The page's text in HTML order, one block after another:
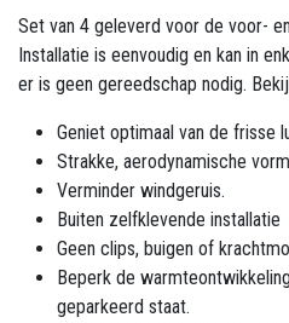
Set van 4 geleverd voor de voor-
Installatie is eenvoudig en kan in
er is geen gereedschap nodig.
Geniet optimaal van de frisse
Strakke, aerodynamische
Verminder windgeruis.
Buiten zelfklevende installatie
Geen clips, buigen of
Beperk de
geparkeerd staat.